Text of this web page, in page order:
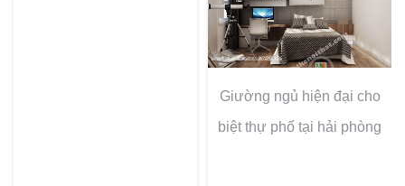
Giường ngủ hiện đại cho
biệt thự phố tại hải phòng